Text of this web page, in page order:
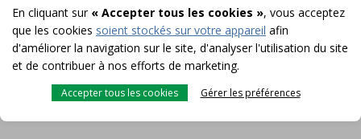
En cliquant sur « Accepter tous les cookies », vous acceptez
que les cookies soient stockés sur votre appareil afin
d'améliorer la navigation sur le site, d'analyser l'utilisation du site
et de contribuer à nos efforts de marketing.
Accepter tous les cookies Gérer les préférences